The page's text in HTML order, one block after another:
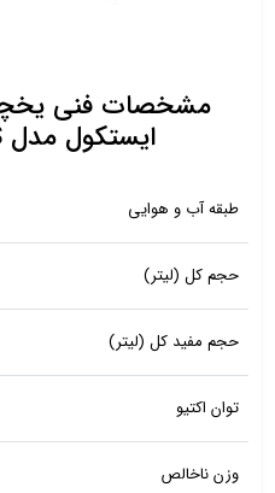
ایستکول مدل TM-9580 CS
طبقه آب و هوایی
حجم کل (لیتر)
حجم مفید کل (لیتر)
توان اکتیو
وزن ناخالص